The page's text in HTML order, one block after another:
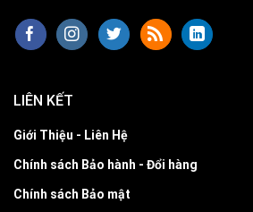
LIÊN KẾT
Giới Thiệu - Liên Hệ
Chính sách Bảo hành - Đổi hàng
Chính sách Bảo mật